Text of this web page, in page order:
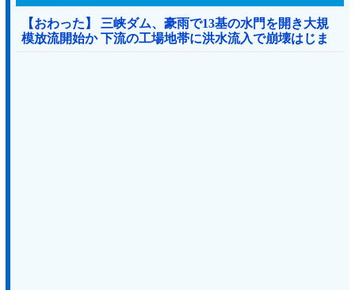
【おわった】 三峡ダム、豪雨で13基の水門を開き大規
模放流開始か 下流の工場地帯に洪水流入で崩壊はじま
る